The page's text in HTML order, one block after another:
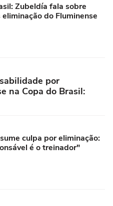
Zubeldía fala sobre
eliminação do Fluminense
por
na Copa do Brasil:
culpa por eliminação:
é o treinador"